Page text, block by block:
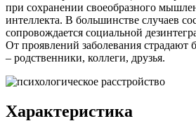
при сохранении своеобразного
интеллекта. В большинстве случаев
сопровождается социальной
От проявлений заболевания
– родственники, коллеги, друзья.
Характеристика